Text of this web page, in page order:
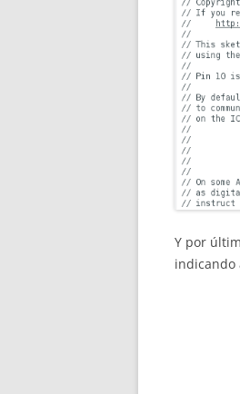
Y por
indicando